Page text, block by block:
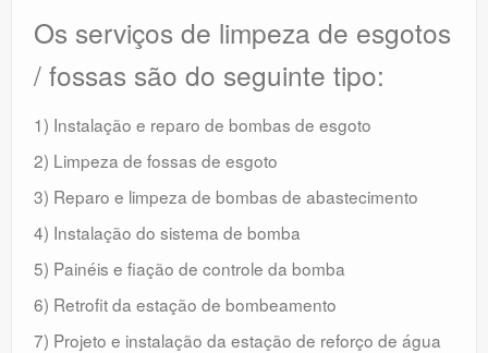
Os serviços de limpeza de esgotos
/ fossas são do seguinte tipo:
1) Instalação e reparo de bombas de esgoto
2) Limpeza de fossas de esgoto
3) Reparo e limpeza de bombas de abastecimento
4) Instalação do sistema de bomba
5) Painéis e fiação de controle da bomba
6) Retrofit da estação de bombeamento
7) Projeto e instalação da estação de reforço de água